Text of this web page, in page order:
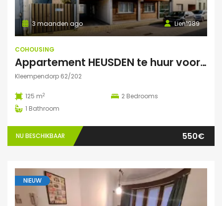
Lien1989
3 maanden ago
COHOUSING
Appartement HEUSDEN te huur voor COHOUSING
Kleempendorp 62/202
125 m2 2 Bedrooms
1 Bathroom
NU BESCHIKBAAR 550€
NIEUW